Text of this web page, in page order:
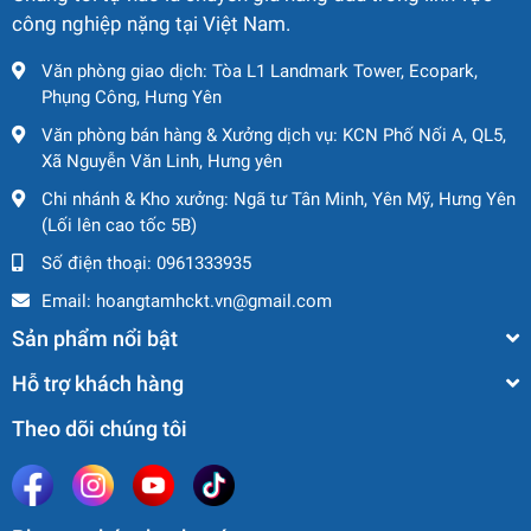
Chiều rộng tổng thể: 1,19 m
Khoảng sáng gầm xe: 90 mm
⚙️ Hiệu suất làm việc
Góc quay sàn thao tác: 180°
Chiều dài jib: 1,22 m
Góc quay jib theo phương đứng: 139°
Góc quay jib theo phương ngang (RJ): 180°
Góc quay mâm xoay: 355°
Đuôi quay: không vươn đuôi
Tốc độ di chuyển (khi hạ cần): 4,8 km/h
Khả năng leo dốc: 35%
Cảm biến nghiêng: 2,5° / 4,5° / 4,5°
Bán kính quay trong / ngoài: 1,65 m / 3,23 m
công nghiệp nặng tại Việt Nam.
Văn phòng giao dịch: Tòa L1 Landmark Tower, Ecopark,
Phụng Công, Hưng Yên
Văn phòng bán hàng & Xưởng dịch vụ: KCN Phố Nối A, QL5,
Xã Nguyễn Văn Linh, Hưng yên
Chi nhánh & Kho xưởng: Ngã tư Tân Minh, Yên Mỹ, Hưng Yên
(Lối lên cao tốc 5B)
Số điện thoại: 0961333935
Email: hoangtamhckt.vn@gmail.com
Sản phẩm nổi bật
Hỗ trợ khách hàng
Theo dõi chúng tôi